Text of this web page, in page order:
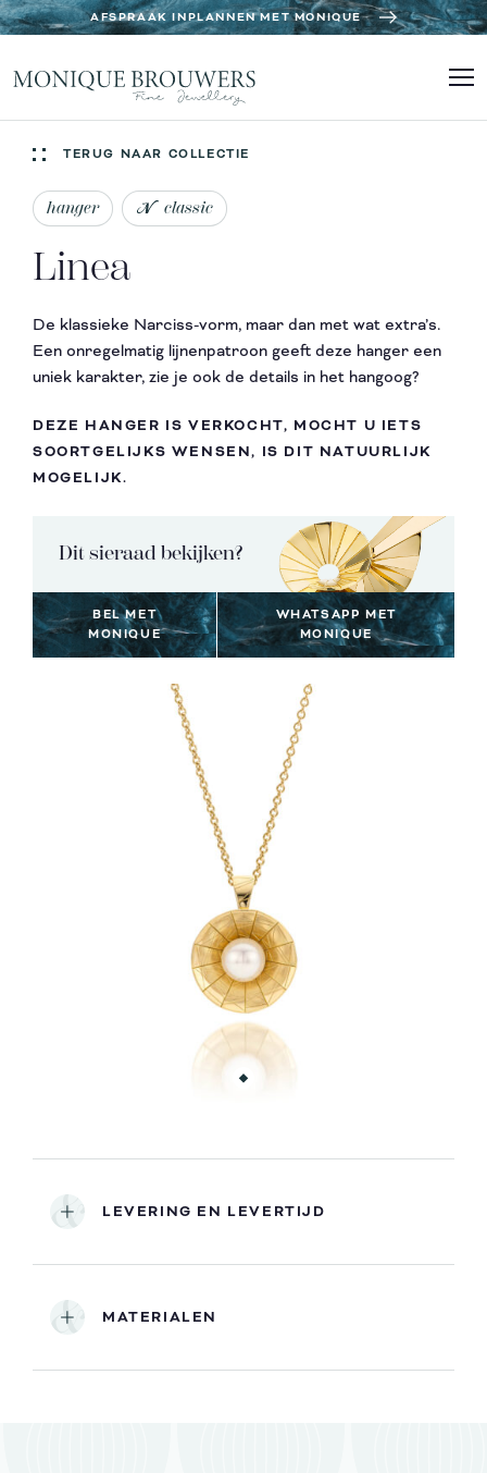
AFSPRAAK INPLANNEN MET MONIQUE
TERUG NAAR COLLECTIE
LEVERING EN LEVERTIJD
MATERIALEN
hanger classic
Linea
De klassieke Narciss-vorm, maar dan met wat extra’s.
Een onregelmatig lijnenpatroon geeft deze hanger een
uniek karakter, zie je ook de details in het hangoog?
DEZE HANGER IS VERKOCHT, MOCHT U IETS
SOORTGELIJKS WENSEN, IS DIT NATUURLIJK
MOGELIJK.
Dit sieraad bekijken?
BEL MET
MONIQUE
WHATSAPP MET
MONIQUE